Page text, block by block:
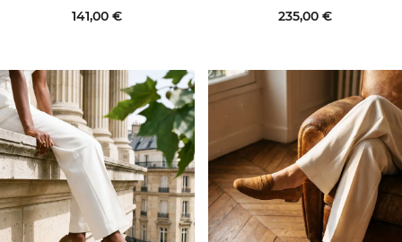
141,00 € 235,00 €